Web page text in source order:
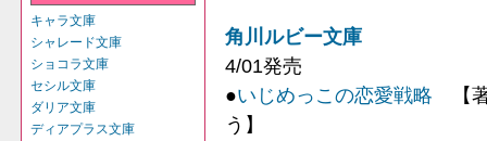
キャラ文庫
シャレード文庫
ショコラ文庫
セシル文庫
ダリア文庫
ディアプラス文庫
角川ルビー文庫
4/01発売
●いじめっこの恋愛戦略 【
う】